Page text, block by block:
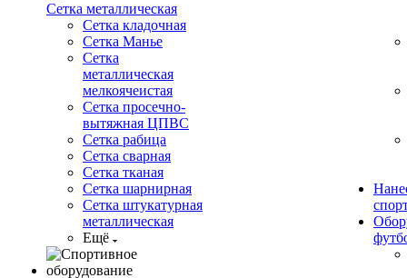
Сетка металлическая
Сетка кладочная
Сетка Манье
Сетка
металлическая
мелкоячеистая
Сетка просечно-
вытяжная ЦПВС
Сетка рабица
Сетка сварная
Сетка тканая
Сетка шарнирная
Сетка штукатурная
металлическая
Ещё